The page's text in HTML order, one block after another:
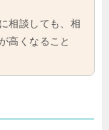
相談しても、相
高くなること